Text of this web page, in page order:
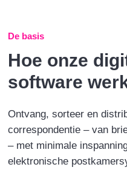
De basis
Hoe onze
software
Ontvang, sorteer en
correspondentie – van
– met minimale
elektronische